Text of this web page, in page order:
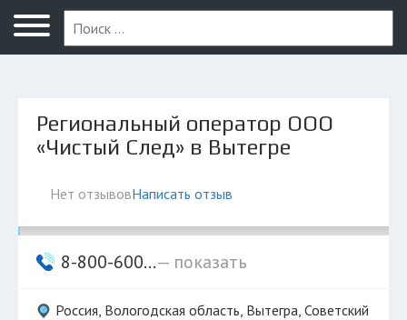
Череповец
Региональный оператор ООО
«Чистый След» в Вытегре
Нет отзывовНаписать отзыв
8-800-600...— показать
Россия, Вологодская область, Вытегра, Советский